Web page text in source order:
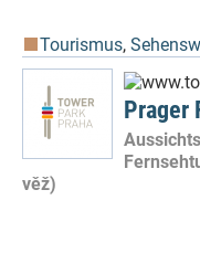
Tourismus,
Prager
věž)